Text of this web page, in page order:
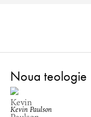
Noua teologie
Kevin Paulson